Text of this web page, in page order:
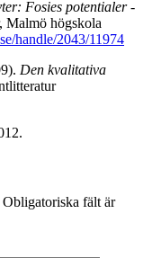
Fosies potentialer -
Malmö högskola
handle/2043/11974
Den kvalitativa
Obligatoriska fält är